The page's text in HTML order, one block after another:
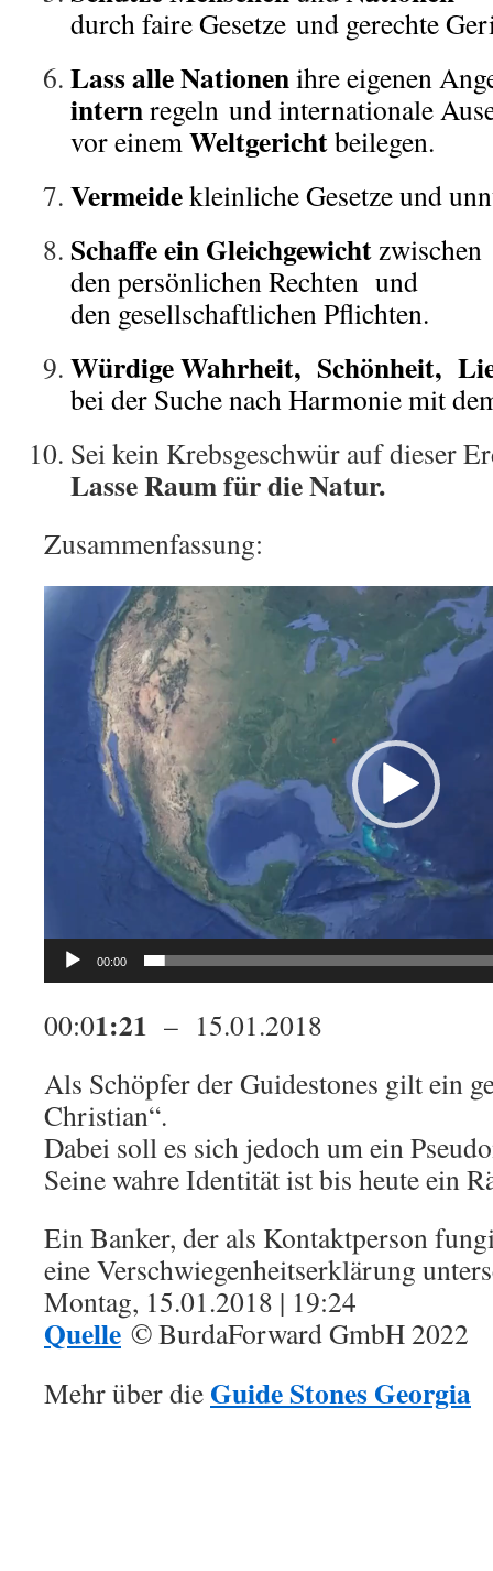
durch faire Gesetze und gerechte
Lass alle Nationenihre eigenen
internregeln und internationale
vor einemWeltgerichtbeilegen.
Vermeidekleinliche Gesetze und
Schaffe ein Gleichgewichtzwischen
den persönlichen Rechten und
den gesellschaftlichen Pflichten.
Würdige Wahrheit, Schönheit,
bei der Suche nach Harmonie mit
Sei kein Krebsgeschwür auf dieser
Lasse Raum für die Natur.
Zusammenfassung:
Video-
00:00
00:01:21 – 15.01.2018
Als Schöpfer der Guidestones gilt ein
Christian“.
Dabei soll es sich jedoch um ein
Seine wahre Identität ist bis heute ein
Ein Banker, der als Kontaktperson
eine Verschwiegenheitserklärung
Montag, 15.01.2018 | 19:24
Quelle © BurdaForward GmbH 2022
Mehr über die Guide Stones Georgia